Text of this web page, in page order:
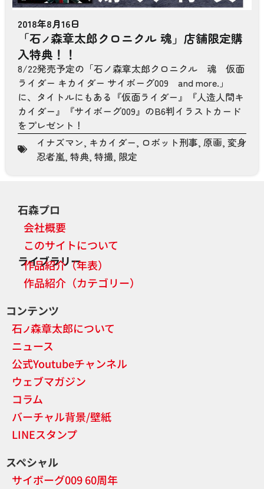
2018年8月16日
「石ノ森章太郎クロニクル 魂」店舗限定購
入特典！！
8/22発売予定の「石ノ森章太郎クロニクル 魂 仮面
ライダー キカイダー サイボーグ009 and more.」
に、タイトルにもある『仮面ライダー』『人造人間キ
カイダー』『サイボーグ009』のB6判イラストカード
をプレゼント！
イナズマン, キカイダー, ロボット刑事, 原画, 変身
忍者嵐, 特典, 特撮, 限定
石森プロ
会社概要
このサイトについて
ライブラリー
作品紹介（年表）
作品紹介（カテゴリー）
コンテンツ
石ノ森章太郎について
ニュース
公式Youtubeチャンネル
ウェブマガジン
コラム
バーチャル背景/壁紙
LINEスタンプ
スペシャル
サイボーグ009 60周年